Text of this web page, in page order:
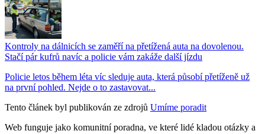
Kontroly na dálnicích se zaměří na přetížená auta na dovolenou.
Stačí pár kufrů navíc a policie vám zakáže další jízdu
Policie letos během léta víc sleduje auta, která působí přetíženě už
na první pohled. Nejde o to zastavovat...
Tento článek byl publikován ze zdrojů Umíme poradit
Web funguje jako komunitní poradna, ve které lidé kladou otázky a